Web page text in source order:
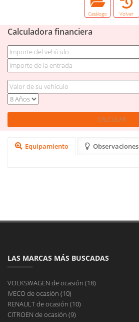
Catálogo Volver
Calculadora financiera
Equipamiento Observaciones
LAS MARCAS MÁS BUSCADAS
VOLKSWAGEN de ocasión (18)
IVECO de ocasión (10)
RENAULT de ocasión (10)
CITROEN de ocasión (9)